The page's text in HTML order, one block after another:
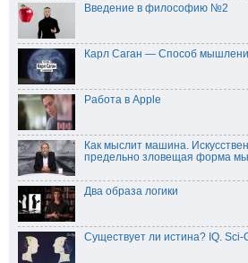
Введение в философию №2
Карл Саган — Способ
Работа в Apple
Как мыслит машина.
предельно зловещая форма
Два образа логики
Существует ли истина? IQ. Sci-